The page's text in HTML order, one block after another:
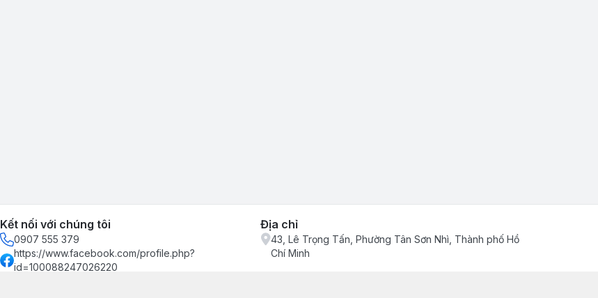
Kết nối với chúng tôi
0907 555 379
https://www.facebook.com/profile.php?
id=100088247026220
Địa chỉ
43, Lê Trọng Tấn, Phường Tân Sơn Nhì, Thành phố Hồ
Chí Minh